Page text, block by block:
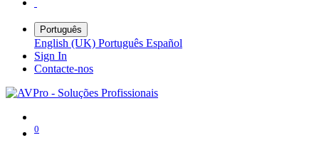
Português
English (UK) Português Español
Sign In
Contacte-nos
0